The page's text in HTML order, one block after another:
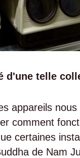
d'une telle
appareils
comment
certaines
de Nam